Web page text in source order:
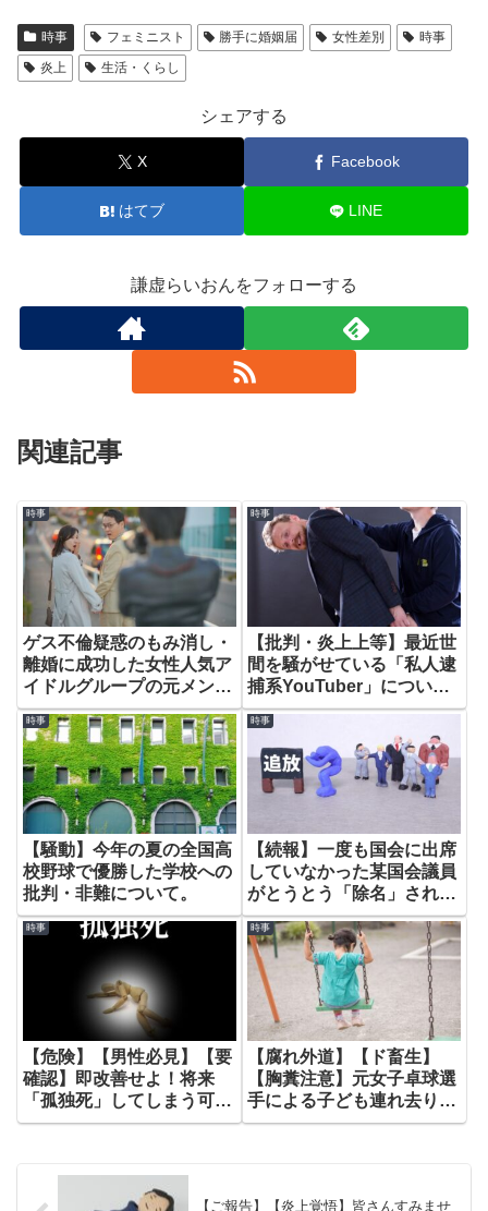
時事 フェミニスト 勝手に婚姻届 女性差別
時事
炎上
生活・くらし
シェアする
X Facebook
はてブ LINE
謙虚らいおんをフォローする
関連記事
時事
ゲス不倫疑惑のもみ消し・
離婚に成功した女性人気ア
イドルグループの元メンバ
ーについて語ります。
時事
【批判・炎上上等】最近世
間を騒がせている「私人逮
捕系YouTuber」について
言わせてください。
時事
【騒動】今年の夏の全国高
校野球で優勝した学校への
批判・非難について。
時事
【続報】一度も国会に出席
していなかった某国会議員
がとうとう「除名」され
「逮捕状」まで出された件
について語ります。
時事
【危険】【男性必見】【要
確認】即改善せよ！将来
「孤独死」してしまう可能
性が高い男性の特徴８選
時事
【腐れ外道】【ド畜生】
【胸糞注意】元女子卓球選
手による子ども連れ去り事
件について。
【ご報告】【炎上覚悟】皆さんすみませ